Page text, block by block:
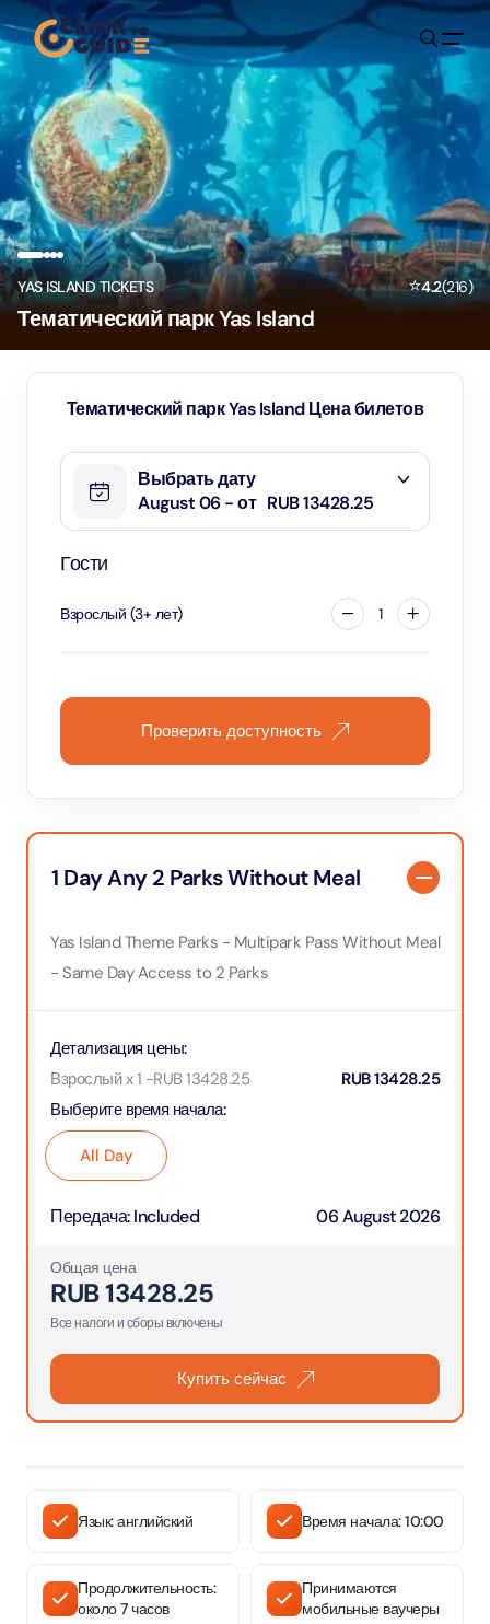
Skip to content
YAS ISLAND TICKETS ⭐4.2(216)
Тематический парк Yas Island
1 Day Any 2 Parks Without Meal
Yas Island Theme Parks - Multipark Pass Without Meal
- Same Day Access to 2 Parks
Выберите время начала:
All Day
Детализация цены:
Взрослый x 1 -RUB13428.25 RUB13428.25
Передача:Included 06 August 2026
Общая цена
RUB13428.25
Все налоги и сборы включены
Купить сейчас
Язык: английский Время начала: 10:00
Продолжительность:
около 7 часов
Принимаются
мобильные ваучеры
Тематический парк Yas Island Цена билетов
Выбрать дату
August 06 - от RUB 13428.25
Гости
Взрослый (3+ лет) 1
Проверить доступность